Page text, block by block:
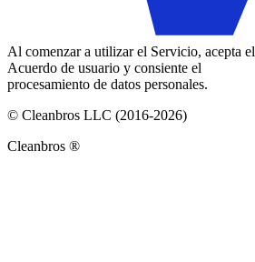
Al comenzar a utilizar el Servicio, acepta el
Acuerdo de usuario y consiente el
procesamiento de datos personales.
© Cleanbros LLC (2016-2026)
Cleanbros ®